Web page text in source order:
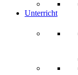
Unterricht